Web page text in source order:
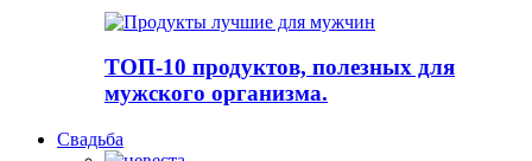
ТОП-10 продуктов, полезных для
мужского организма.
Свадьба